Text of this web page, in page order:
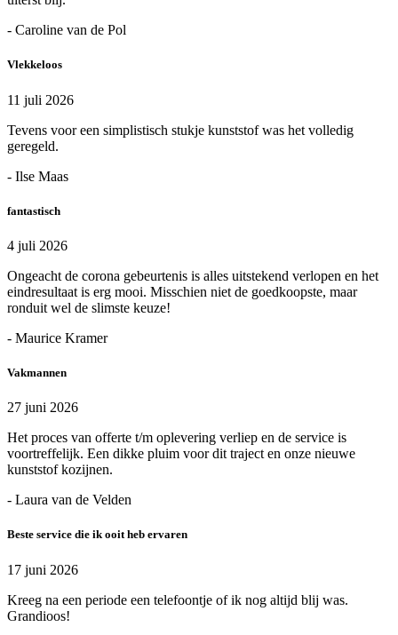
- Caroline van de Pol
Vlekkeloos
11 juli 2026
Tevens voor een simplistisch stukje kunststof was het volledig
geregeld.
- Ilse Maas
fantastisch
4 juli 2026
Ongeacht de corona gebeurtenis is alles uitstekend verlopen en het
eindresultaat is erg mooi. Misschien niet de goedkoopste, maar
ronduit wel de slimste keuze!
- Maurice Kramer
Vakmannen
27 juni 2026
Het proces van offerte t/m oplevering verliep en de service is
voortreffelijk. Een dikke pluim voor dit traject en onze nieuwe
kunststof kozijnen.
- Laura van de Velden
Beste service die ik ooit heb ervaren
17 juni 2026
Kreeg na een periode een telefoontje of ik nog altijd blij was.
Grandioos!